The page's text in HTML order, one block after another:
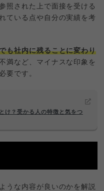
照された上で面接を受ける
ている点や自分の実績を考
も社内に残ることに変わり
満など、マイナスな印象を
要です。
け？受かる人の特徴と気をつ
うな内容が良いのかを解説